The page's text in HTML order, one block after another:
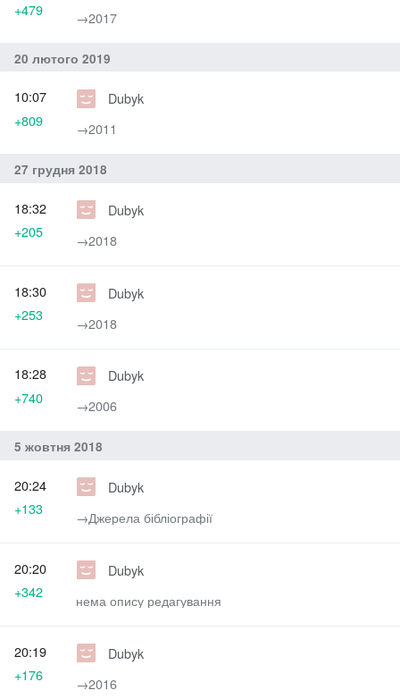
→‎2017
+479
20 лютого 2019
Dubyk
→‎2011
10:07
+809
27 грудня 2018
Dubyk
→‎2018
18:32
+205
Dubyk
→‎2018
18:30
+253
Dubyk
→‎2006
18:28
+740
5 жовтня 2018
Dubyk
→‎Джерела бібліографії
20:24
+133
Dubyk
нема опису редагування
20:20
+342
Dubyk
→‎2016
20:19
+176